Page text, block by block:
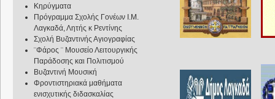
Κηρύγματα
Πρόγραμμα Σχολής Γονέων Ι.Μ.
Λαγκαδά, Λητής κ Ρεντίνης
Σχολή Βυζαντινής Αγιογραφίας
¨Φάρος ¨ Μουσείο Λειτουργικής
Παράδοσης και Πολιτισμού
Βυζαντινή Μουσική
Φροντιστηριακά μαθήματα
ενισχυτικής διδασκαλίας